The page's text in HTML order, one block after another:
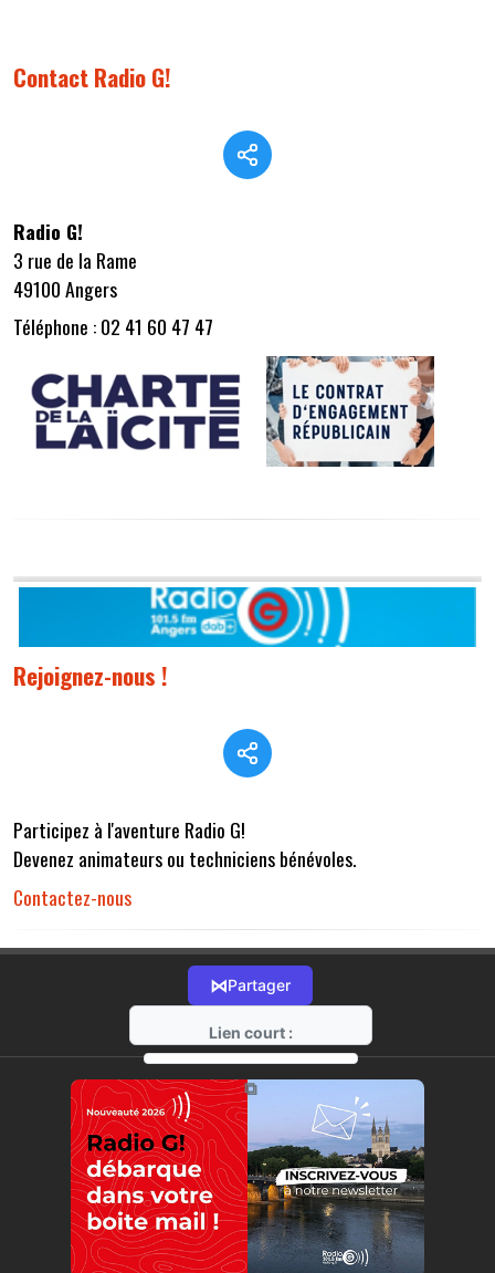
Contact Radio G!
Radio G!
3 rue de la Rame
49100 Angers
Téléphone : 02 41 60 47 47
Rejoignez-nous !
Participez à l'aventure Radio G!
Devenez animateurs ou techniciens bénévoles.
Contactez-nous
⋈Partager
Lien court :
https://radio-g.fr?r32
⧉